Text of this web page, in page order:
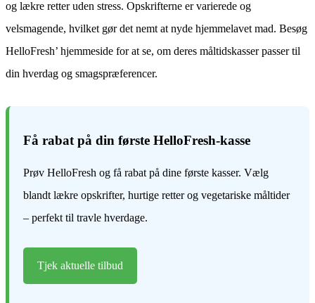
og lækre retter uden stress. Opskrifterne er varierede og
velsmagende, hvilket gør det nemt at nyde hjemmelavet mad. Besøg
HelloFresh’ hjemmeside for at se, om deres måltidskasser passer til
din hverdag og smagspræferencer.
Få rabat på din første HelloFresh-kasse
Prøv HelloFresh og få rabat på dine første kasser. Vælg
blandt lækre opskrifter, hurtige retter og vegetariske måltider
– perfekt til travle hverdage.
Tjek aktuelle tilbud